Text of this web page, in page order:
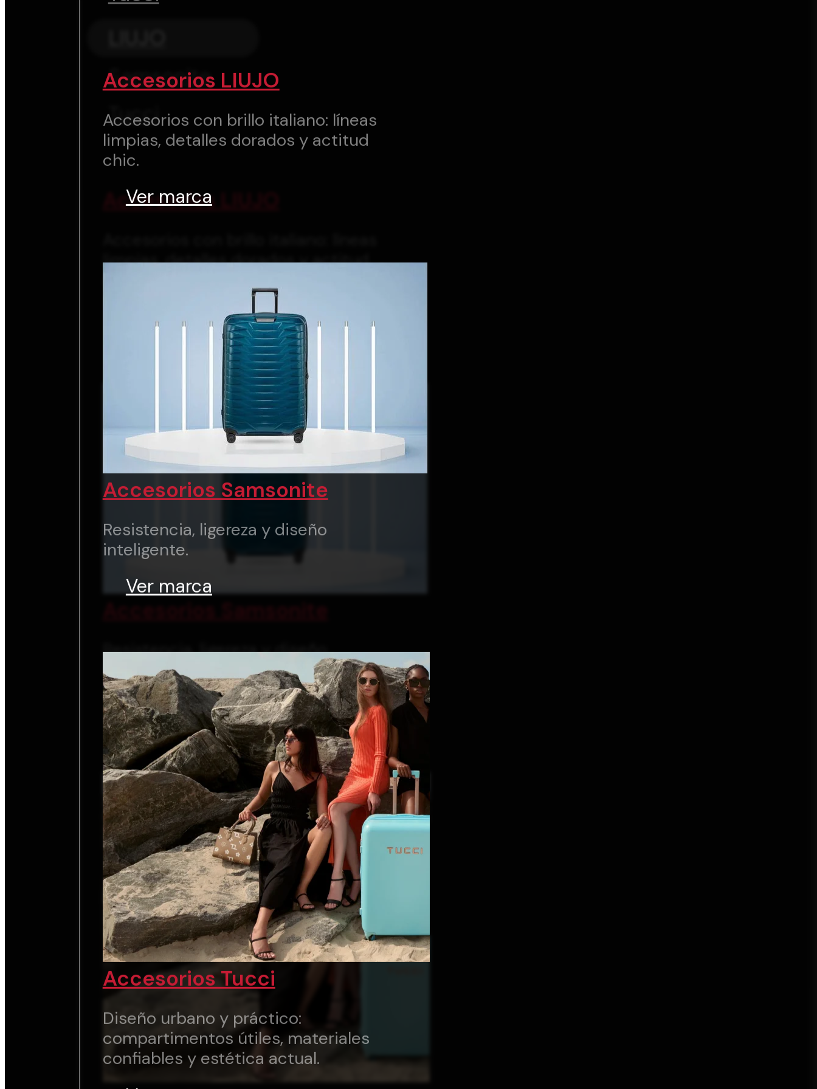
Samsonite
Tucci
Accesorios LIUJO
limpias, detalles dorados y actitud
Ver marca
Accesorios Samsonite
Resistencia, ligereza y diseño
inteligente.
Ver marca
Accesorios LIUJO
Accesorios con brillo italiano: líneas
limpias, detalles dorados y actitud
chic.
Ver marca
Accesorios Samsonite
Resistencia, ligereza y diseño
inteligente.
Ver marca
Accesorios Tucci
Diseño urbano y práctico:
compartimentos útiles, materiales
confiables y estética actual.